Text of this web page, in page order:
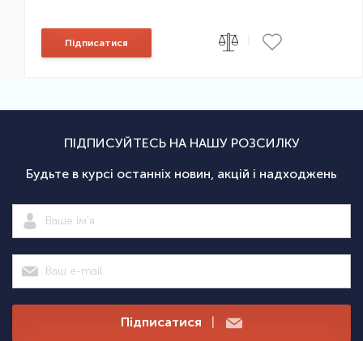
Підписатися
ПІДПИСУЙТЕСЬ НА НАШУ РОЗСИЛКУ
Будьте в курсі останніх новин, акцій і надходжень
Підписатися |